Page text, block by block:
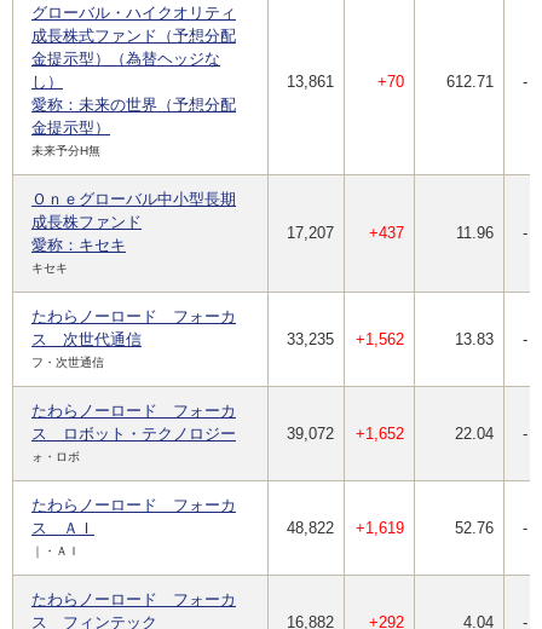
グローバル・ハイクオリティ
成長株式ファンド（予想分配
金提示型）（為替ヘッジな
し）
愛称：未来の世界（予想分配
金提示型）
未来予分H無
13,861 +70 612.71 -
Ｏｎｅグローバル中小型長期
成長株ファンド
愛称：キセキ
キセキ
17,207 +437 11.96 -
たわらノーロード フォーカ
ス 次世代通信
フ・次世通信
33,235 +1,562 13.83 -
たわらノーロード フォーカ
ス ロボット・テクノロジー
ォ・ロボ
39,072 +1,652 22.04 -
たわらノーロード フォーカ
ス ＡＩ
｜・ＡＩ
48,822 +1,619 52.76 -
たわらノーロード フォーカ
ス フィンテック
16,882 +292 4.04 -